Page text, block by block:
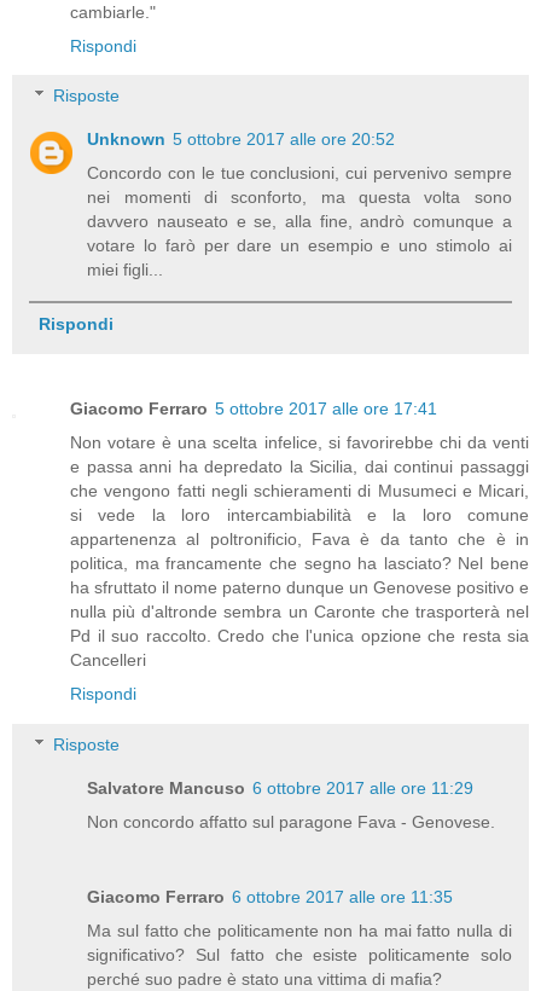
cambiarle."
Rispondi
Risposte
Unknown 5 ottobre 2017 alle ore 20:52
Concordo con le tue conclusioni, cui pervenivo sempre
nei momenti di sconforto, ma questa volta sono
davvero nauseato e se, alla fine, andrò comunque a
votare lo farò per dare un esempio e uno stimolo ai
miei figli...
Rispondi
Giacomo Ferraro 5 ottobre 2017 alle ore 17:41
Non votare è una scelta infelice, si favorirebbe chi da venti
e passa anni ha depredato la Sicilia, dai continui passaggi
che vengono fatti negli schieramenti di Musumeci e Micari,
si vede la loro intercambiabilità e la loro comune
appartenenza al poltronificio, Fava è da tanto che è in
politica, ma francamente che segno ha lasciato? Nel bene
ha sfruttato il nome paterno dunque un Genovese positivo e
nulla più d'altronde sembra un Caronte che trasporterà nel
Pd il suo raccolto. Credo che l'unica opzione che resta sia
Cancelleri
Rispondi
Risposte
Salvatore Mancuso 6 ottobre 2017 alle ore 11:29
Non concordo affatto sul paragone Fava - Genovese.
Giacomo Ferraro 6 ottobre 2017 alle ore 11:35
Ma sul fatto che politicamente non ha mai fatto nulla di
significativo? Sul fatto che esiste politicamente solo
perché suo padre è stato una vittima di mafia?